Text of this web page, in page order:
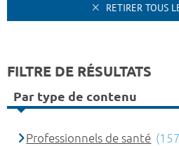
RETIRER TOUS
FILTRE DE RÉSULTATS
Par type de contenu
Professionnels de santé